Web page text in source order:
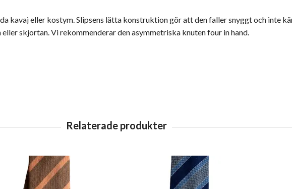
kavaj eller kostym. Slipsens lätta konstruktion gör att den faller snyggt och inte
skjortan. Vi rekommenderar den asymmetriska knuten four in hand.